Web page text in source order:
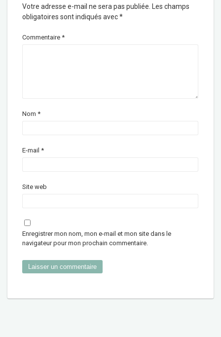
Votre adresse e-mail ne sera pas publiée.
Les champs
obligatoires sont indiqués avec*
Commentaire *
Nom *
E-mail *
Site web
Enregistrer mon nom, mon e-mail et mon site dans le
navigateur pour mon prochain commentaire.